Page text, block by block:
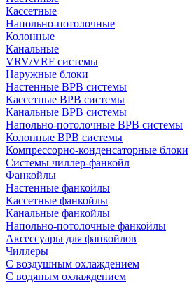
Кассетные
Напольно-потолочные
Колонные
Канальные
VRV/VRF системы
Наружные блоки
Настенные ВРВ системы
Кассетные ВРВ системы
Канальные ВРВ системы
Напольно-потолочные ВРВ системы
Колонные ВРВ системы
Компрессорно-конденсаторные блоки
Системы чиллер-фанкойл
Фанкойлы
Настенные фанкойлы
Кассетные фанкойлы
Канальные фанкойлы
Напольно-потолочные фанкойлы
Аксессуары для фанкойлов
Чиллеры
С воздушным охлаждением
С водяным охлаждением